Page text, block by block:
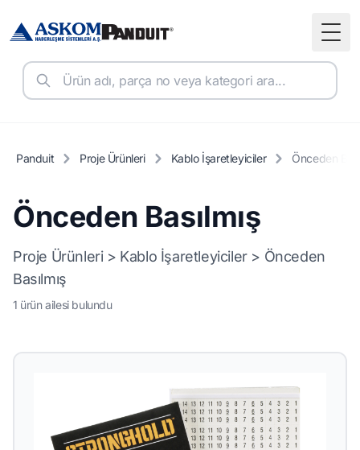
Panduit Proje Ürünleri Kablo İşaretleyiciler Önceden
Önceden Basılmış
Proje Ürünleri > Kablo İşaretleyiciler > Önceden
Basılmış
1 ürün ailesi bulundu